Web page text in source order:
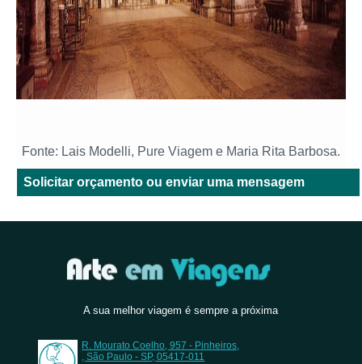
Fonte: Lais Modelli, Pure Viagem e Maria Rita Barbosa.
Solicitar orçamento ou enviar uma mensagem
A sua melhor viagem é sempre a próxima
R. Mourato Coelho, 957 - Pinheiros,
, São Paulo - SP, 05417-011